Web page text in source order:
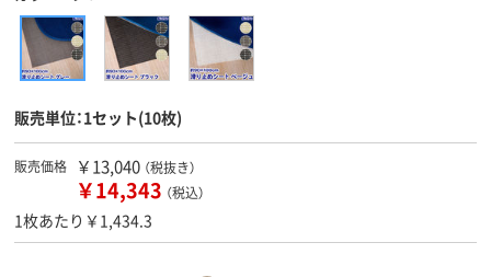
販売単位：1セット(10枚)
販売価格 ￥13,040 （税抜き）
￥14,343 （税込）
1枚あたり￥1,434.3